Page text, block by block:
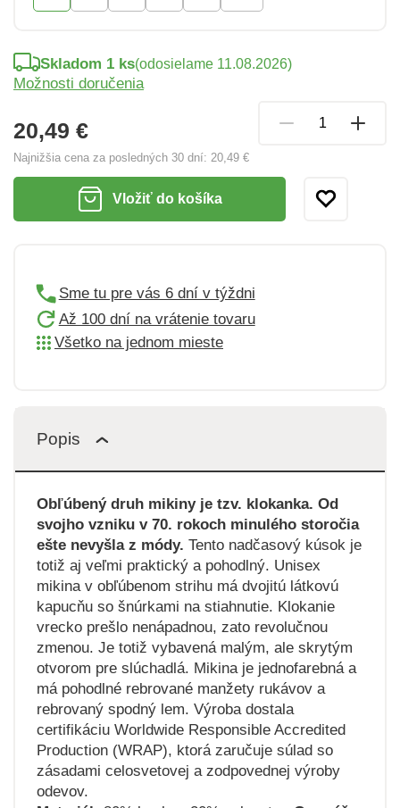
20,49 €
Najnižšia cena za posledných 30 dní: 20,49 €
Skladom 1 ks(odosielame 11.08.2026)
Možnosti doručenia
Vložiť do košíka
Sme tu pre vás 6 dní v týždni
Až 100 dní na vrátenie tovaru
Všetko na jednom mieste
Popis
Obľúbený druh mikiny je tzv. klokanka. Od
svojho vzniku v 70. rokoch minulého storočia
ešte nevyšla z módy. Tento nadčasový kúsok je
totiž aj veľmi praktický a pohodlný. Unisex
mikina v obľúbenom strihu má dvojitú látkovú
kapucňu so šnúrkami na stiahnutie. Klokanie
vrecko prešlo nenápadnou, zato revolučnou
zmenou. Je totiž vybavená malým, ale skrytým
otvorom pre slúchadlá. Mikina je jednofarebná a
má pohodlné rebrované manžety rukávov a
rebrovaný spodný lem. Výroba dostala
certifikáciu Worldwide Responsible Accredited
Production (WRAP), ktorá zaručuje súlad so
zásadami celosvetovej a zodpovednej výroby
odevov.